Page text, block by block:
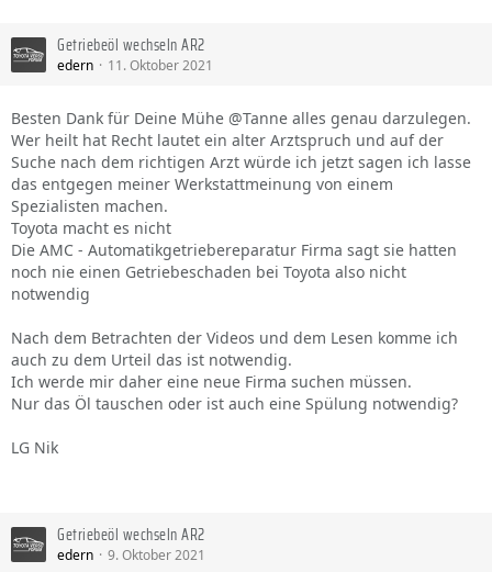
Getriebeöl wechseln AR2
edern 11. Oktober 2021
Besten Dank für Deine Mühe @Tanne alles genau darzulegen.
Wer heilt hat Recht lautet ein alter Arztspruch und auf der
Suche nach dem richtigen Arzt würde ich jetzt sagen ich lasse
das entgegen meiner Werkstattmeinung von einem
Spezialisten machen.
Toyota macht es nicht
Die AMC - Automatikgetriebereparatur Firma sagt sie hatten
noch nie einen Getriebeschaden bei Toyota also nicht
notwendig
Nach dem Betrachten der Videos und dem Lesen komme ich
auch zu dem Urteil das ist notwendig.
Ich werde mir daher eine neue Firma suchen müssen.
Nur das Öl tauschen oder ist auch eine Spülung notwendig?
LG Nik
Getriebeöl wechseln AR2
edern 9. Oktober 2021